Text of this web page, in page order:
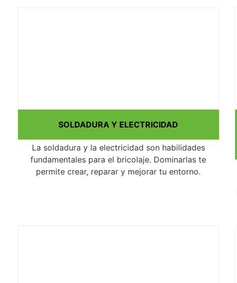
SOLDADURA Y ELECTRICIDAD
La soldadura y la electricidad son habilidades
fundamentales para el bricolaje. Dominarlas te
permite crear, reparar y mejorar tu entorno.